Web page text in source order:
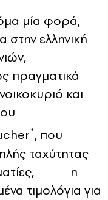
μία φορά,
στην ελληνική
πραγματικά
και
*, που
ταχύτητας
η
τιμολόγια για